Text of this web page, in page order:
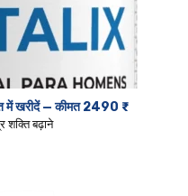
खरीदें — कीमत 2490 ₹
शक्ति बढ़ाने